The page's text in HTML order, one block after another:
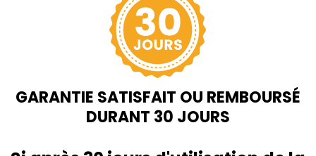
GARANTIE SATISFAIT OU REMBOURSÉ
DURANT 30 JOURS